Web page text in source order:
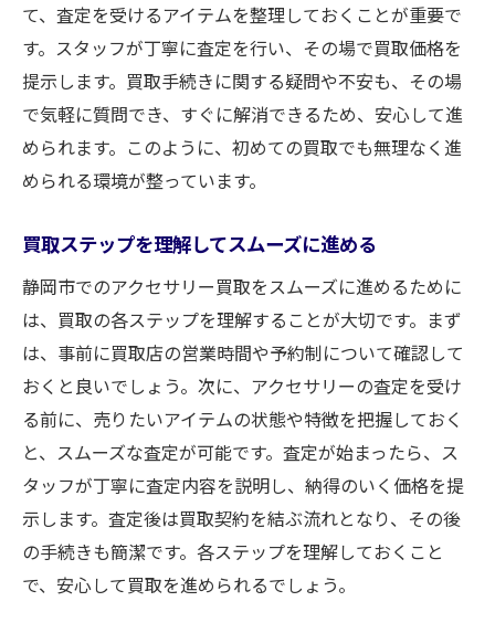
て、査定を受けるアイテムを整理しておくことが重要で
す。スタッフが丁寧に査定を行い、その場で買取価格を
提示します。買取手続きに関する疑問や不安も、その場
で気軽に質問でき、すぐに解消できるため、安心して進
められます。このように、初めての買取でも無理なく進
められる環境が整っています。
買取ステップを理解してスムーズに進める
静岡市でのアクセサリー買取をスムーズに進めるために
は、買取の各ステップを理解することが大切です。まず
は、事前に買取店の営業時間や予約制について確認して
おくと良いでしょう。次に、アクセサリーの査定を受け
る前に、売りたいアイテムの状態や特徴を把握しておく
と、スムーズな査定が可能です。査定が始まったら、ス
タッフが丁寧に査定内容を説明し、納得のいく価格を提
示します。査定後は買取契約を結ぶ流れとなり、その後
の手続きも簡潔です。各ステップを理解しておくこと
で、安心して買取を進められるでしょう。